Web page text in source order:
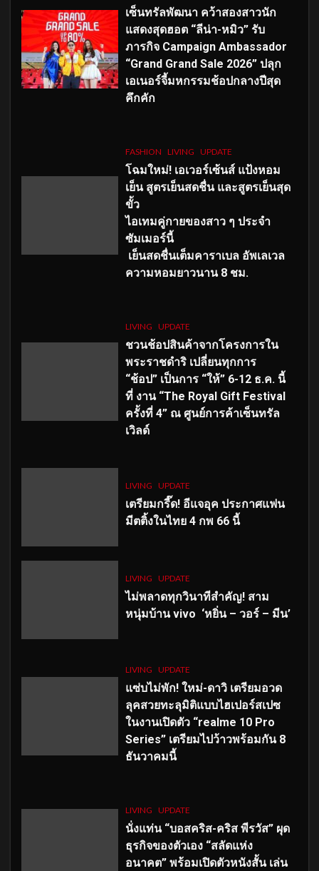
เซ็นทรัลพัฒนา คว้าสองสาวนัก
แสดงสุดฮอต “ลีน่า-หมิว” รับ
ภารกิจ Campaign Ambassador
“Grand Grand Sale 2026” ปลุก
เอเนอร์จี้มหกรรมช้อปกลางปีสุด
คึกคัก
FASHION LIVING UPDATE
โฉมใหม่! เอเวอร์เซ้นส์ แป้งหอม
เย็น สูตรเย็นสดชื่น และสูตรเย็นสุด
ขั้ว
ไอเทมคู่กายของสาว ๆ ประจำ
ซัมเมอร์นี้
เย็นสดชื่นเต็มคาราเบล อัพเลเวล
ความหอมยาวนาน 8 ชม.
LIVING UPDATE
ชวนช้อปสินค้าจากโครงการใน
พระราชดำริ เปลี่ยนทุกการ
“ช้อป” เป็นการ “ให้” 6-12 ธ.ค. นี้
ที่ งาน “The Royal Gift Festival
ครั้งที่ 4” ณ ศูนย์การค้าเซ็นทรัล
เวิลด์
LIVING UPDATE
เตรียมกรี๊ด! อีแจอุค ประกาศแฟน
มีตติ้งในไทย 4 กพ 66 นี้
LIVING UPDATE
ไม่พลาดทุกวินาทีสำคัญ! สาม
หนุ่มบ้าน vivo ‘หยิ่น – วอร์ – มีน’
LIVING UPDATE
แซ่บไม่พัก! ใหม่-ดาวิ เตรียมอวด
ลุคสวยทะลุมิติแบบไฮเปอร์สเปซ
ในงานเปิดตัว “realme 10 Pro
Series” เตรียมไปว้าวพร้อมกัน 8
ธันวาคมนี้
LIVING UPDATE
นั่งแท่น “บอสคริส-คริส พีรวัส” ผุด
ธุรกิจของตัวเอง “สลัดแห่ง
อนาคต” พร้อมเปิดตัวหนังสั้น เล่น